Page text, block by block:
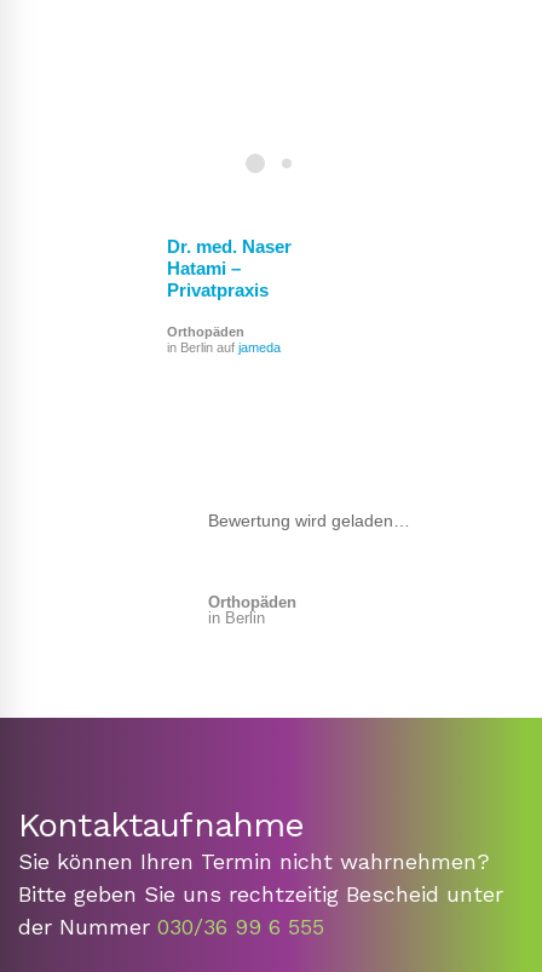
Dr. med. Naser
Hatami –
Privatpraxis
Orthopäden
in Berlin auf jameda
Bewertung wird geladen…
Orthopäden
in Berlin
Kontaktaufnahme
Sie können Ihren Termin nicht wahrnehmen?
Bitte geben Sie uns rechtzeitig Bescheid unter
der Nummer 030/36 99 6 555